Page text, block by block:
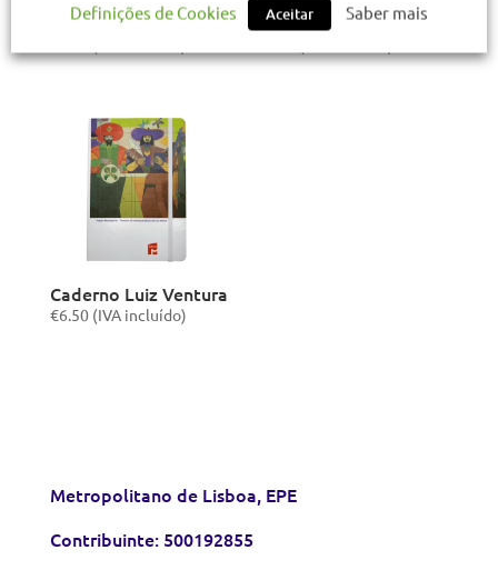
Caneta António Ségui Íman Rossio
Caderno Luiz Ventura
€6.50 (IVA incluído)
Metropolitano de Lisboa, EPE
Contribuinte: 500192855
Definições de Cookies
Aceitar Saber mais